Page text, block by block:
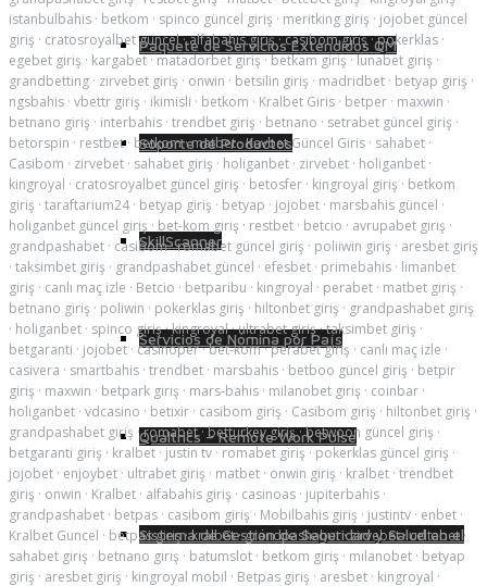
Paquete de Servicios Extendidos QM
Soporte de Productos
SkillScanner
Servicios de Nómina por País
Qualtrics – Remote Work Pulse
Sistema de Gestión de Seguridad y Salud en el
istanbulbahis · betkom · spinco güncel giriş · meritking giriş · jojobet güncel
giriş · cratosroyalbet güncel·alfabahis giriş·casibom giriş·pokerklas ·
egebet giriş · kargabet·matadorbet giriş·betkam giriş·lunabet giriş ·
grandbetting · zirvebet giriş · onwin · betsilin giriş · madridbet · betyap giriş ·
ngsbahis · vbettr giriş · ikimisli · betkom · Kralbet Giris · betper · maxwin ·
betnano giriş · interbahis · trendbet giriş · betnano · setrabet güncel giriş ·
betorspin · restbet· betkom·matbet·Kavbet Güncel Giris · sahabet ·
Casibom · zirvebet · sahabet giriş · holiganbet · zirvebet · holiganbet ·
kingroyal · cratosroyalbet güncel giriş · betosfer · kingroyal giriş · betkom
giriş · taraftarium24 · betyap giriş · betyap · jojobet · marsbahis güncel ·
holiganbet güncel giriş · bet-kom giriş · restbet · betcio · avrupabet giriş ·
grandpashabet · casibom·romabet güncel giriş · poliiwin giriş · aresbet giriş
· taksimbet giriş · grandpashabet güncel · efesbet · primebahis · limanbet
giriş · canlı maç izle · Betcio · betparibu · kingroyal · perabet · matbet giriş ·
betnano giriş · poliwin · pokerklas giriş · hiltonbet giriş · grandpashabet giriş
· holiganbet · spinco giriş·kingroyal·ultrabet giriş·taksimbet giriş ·
betgaranti · jojobet · casinoper·bet-kom·perabet giriş · canlı maç izle ·
casivera · smartbahis · trendbet · marsbahis · betboo güncel giriş · betpir
giriş · maxwin · betpark giriş · mars-bahis · milanobet giriş · coinbar ·
holiganbet · vdcasino · betixir · casibom giriş · Casibom giriş · hiltonbet giriş ·
grandpashabet giriş ·romabet·betturkey giriş·betwoon güncel giriş ·
betgaranti giriş · kralbet · justin tv · romabet giriş · pokerklas güncel giriş ·
jojobet · enjoybet · ultrabet giriş · matbet · onwin giriş · kralbet · trendbet
giriş · onwin · Kralbet · alfabahis giriş · casinoas · jupiterbahis ·
grandpashabet · betpas · casibom giriş · Mobilbahis giriş · justintv · enbet ·
Kralbet Guncel · betpas giriş·kralbet·grandpashabet·zirvebet·celtabet·
sahabet giriş · betnano giriş · batumslot · betkom giriş · milanobet · betyap
giriş · aresbet giriş · kingroyal mobil · Betpas giriş · aresbet · kingroyal ·